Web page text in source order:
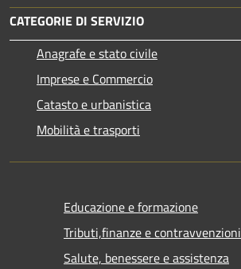
CATEGORIE DI SERVIZIO
Anagrafe e stato civile
Imprese e Commercio
Catasto e urbanistica
Mobilità e trasporti
Educazione e formazione
Tributi,finanze e contravvenzioni
Salute, benessere e assistenza